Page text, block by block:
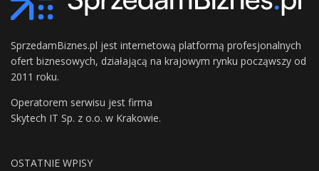
SprzedamBiznes.pl jest internetową platformą profesjonalnych
ofert biznesowych, działającą na krajowym rynku począwszy od
2011 roku.
Operatorem serwisu jest firma
Skytech IT Sp. z o.o. w Krakowie.
OSTATNIE WPISY